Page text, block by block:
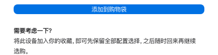
添加到购物袋
需要考虑一下？
将此设备加入你的收藏，即可先保留全部配置选择，之后随时回来再继续
选购。